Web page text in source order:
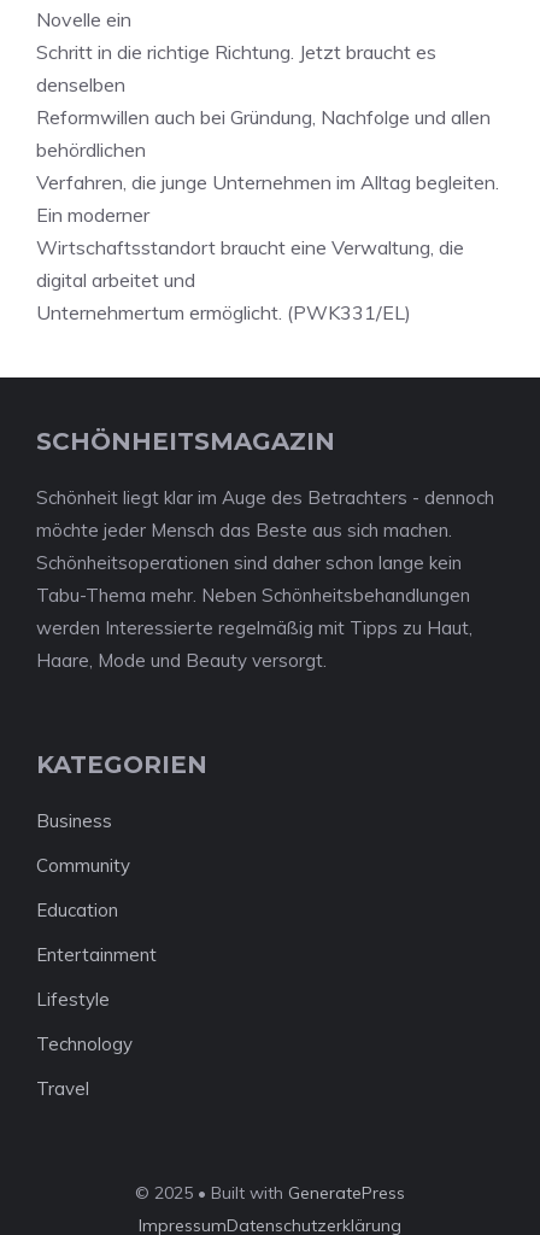
Novelle ein
Schritt in die richtige Richtung. Jetzt braucht es
denselben
Reformwillen auch bei Gründung, Nachfolge und allen
behördlichen
Verfahren, die junge Unternehmen im Alltag begleiten.
Ein moderner
Wirtschaftsstandort braucht eine Verwaltung, die
digital arbeitet und
Unternehmertum ermöglicht. (PWK331/EL)
SCHÖNHEITSMAGAZIN
Schönheit liegt klar im Auge des Betrachters - dennoch
möchte jeder Mensch das Beste aus sich machen.
Schönheitsoperationen sind daher schon lange kein
Tabu-Thema mehr. Neben Schönheitsbehandlungen
werden Interessierte regelmäßig mit Tipps zu Haut,
Haare, Mode und Beauty versorgt.
KATEGORIEN
Business
Community
Education
Entertainment
Lifestyle
Technology
Travel
© 2025 • Built with GeneratePress
ImpressumDatenschutzerklärung